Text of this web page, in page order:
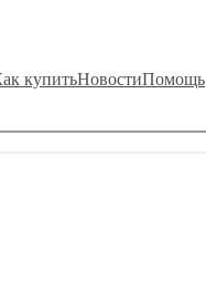
купитьНовостиПомощь